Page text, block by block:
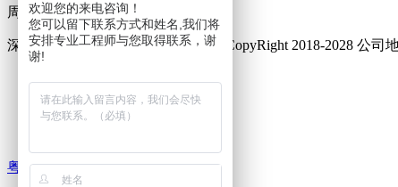
周一至周五 9：00—18：00
深圳市优尚丰通讯设备有限公司 © CopyRight 2018-2028 公司
三防手机
三防对讲手机
粤ICP备16002014号
欢迎您的来电咨询！
您可以留下联系方式和姓名,我们将
安排专业工程师与您取得联系，谢
谢!